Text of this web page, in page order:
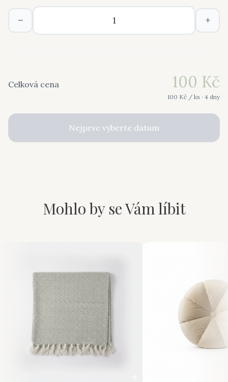
− +
Celková cena 100 Kč
100 Kč / ks · 4 dny
Nejprve vyberte datum
Mohlo by se Vám líbit